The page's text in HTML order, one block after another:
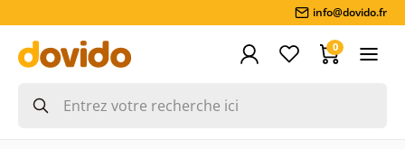
info@dovido.fr
0